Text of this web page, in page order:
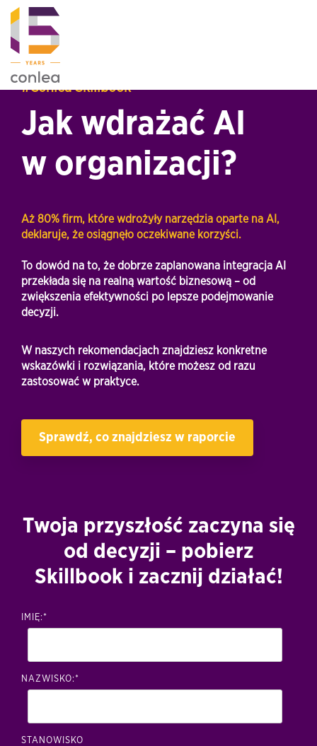
#Conlea Skillbook
Jak wdrażać AI
w organizacji?
Aż 80% firm, które wdrożyły narzędzia oparte na AI,
deklaruje, że osiągnęło oczekiwane korzyści.
To dowód na to, że dobrze zaplanowana integracja AI
przekłada się na realną wartość biznesową – od
zwiększenia efektywności po lepsze podejmowanie
decyzji.
W naszych rekomendacjach znajdziesz konkretne
wskazówki i rozwiązania, które możesz od razu
zastosować w praktyce.
Sprawdź, co znajdziesz w raporcie
Twoja przyszłość zaczyna się
od decyzji – pobierz
Skillbook i zacznij działać!
IMIĘ: *
NAZWISKO: *
STANOWISKO